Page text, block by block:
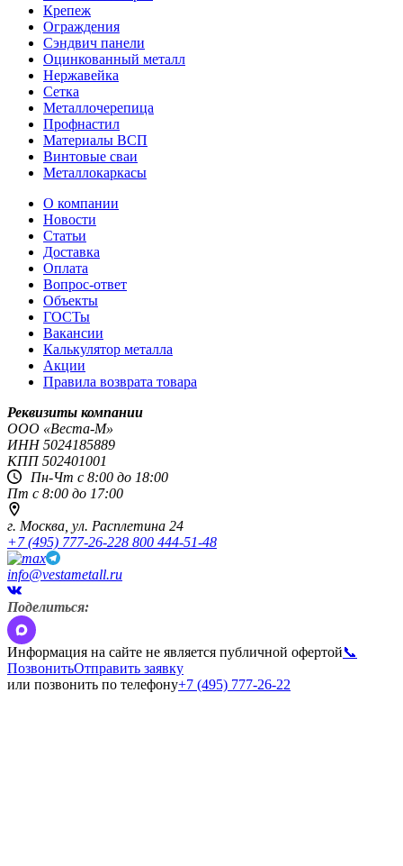
Крепеж
Ограждения
Сэндвич панели
Оцинкованный металл
Нержавейка
Сетка
Металлочерепица
Профнастил
Материалы ВСП
Винтовые сваи
Металлокаркасы
О компании
Новости
Статьи
Доставка
Оплата
Вопрос-ответ
Объекты
ГОСТы
Вакансии
Калькулятор металла
Акции
Правила возврата товара
Реквизиты компании
OOO «Веста-М»
ИНН5024185889
КПП502401001
Пн-Чт с 8:00 до 18:00
Пт с 8:00 до 17:00
г. Москва, ул. Расплетина 24
+7 (495) 777-26-228 800 444-51-48
info@vestametall.ru
Поделиться:
Информация на сайте не является публичной офертой📞
ПозвонитьОтправить заявку
или позвонить по телефону+7 (495) 777-26-22